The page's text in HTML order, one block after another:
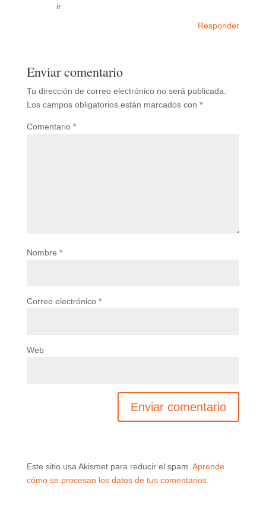
ir
Responder
Enviar comentario
Tu dirección de correo electrónico no será publicada.
Los campos obligatorios están marcados con *
Comentario *
Nombre *
Correo electrónico *
Web
Este sitio usa Akismet para reducir el spam. Aprende
cómo se procesan los datos de tus comentarios.